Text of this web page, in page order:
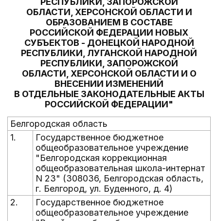
ОБЛАСТИ, ХЕРСОНСКОЙ ОБЛАСТИ И
ОБРАЗОВАНИЕМ В СОСТАВЕ
РОССИЙСКОЙ ФЕДЕРАЦИИ НОВЫХ
СУБЪЕКТОВ - ДОНЕЦКОЙ НАРОДНОЙ
РЕСПУБЛИКИ, ЛУГАНСКОЙ НАРОДНОЙ
РЕСПУБЛИКИ, ЗАПОРОЖСКОЙ
ОБЛАСТИ, ХЕРСОНСКОЙ ОБЛАСТИ И О
ВНЕСЕНИИ ИЗМЕНЕНИЙ
В ОТДЕЛЬНЫЕ ЗАКОНОДАТЕЛЬНЫЕ АКТЫ
РОССИЙСКОЙ ФЕДЕРАЦИИ"
Белгородская область
1.
Государственное бюджетное
общеобразовательное учреждение
"Белгородская коррекционная
общеобразовательная школа-интернат
N 23" (308036, Белгородская область,
г. Белгород, ул. Буденного, д. 4)
2.
Государственное бюджетное
общеобразовательное учреждение